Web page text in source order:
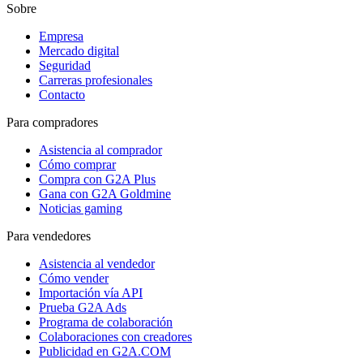
Sobre
Empresa
Mercado digital
Seguridad
Carreras profesionales
Contacto
Para compradores
Asistencia al comprador
Cómo comprar
Compra con G2A Plus
Gana con G2A Goldmine
Noticias gaming
Para vendedores
Asistencia al vendedor
Cómo vender
Importación vía API
Prueba G2A Ads
Programa de colaboración
Colaboraciones con creadores
Publicidad en G2A.COM